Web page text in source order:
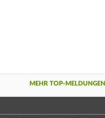
MEHR TOP-MELDUNGEN